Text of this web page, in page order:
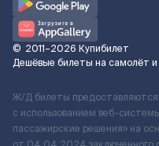
© 2011–2026 Купибилет
Дешёвые билеты на самолёт и
Ж/Д билеты предоставляются
с использованием веб-
пассажирские решения» на